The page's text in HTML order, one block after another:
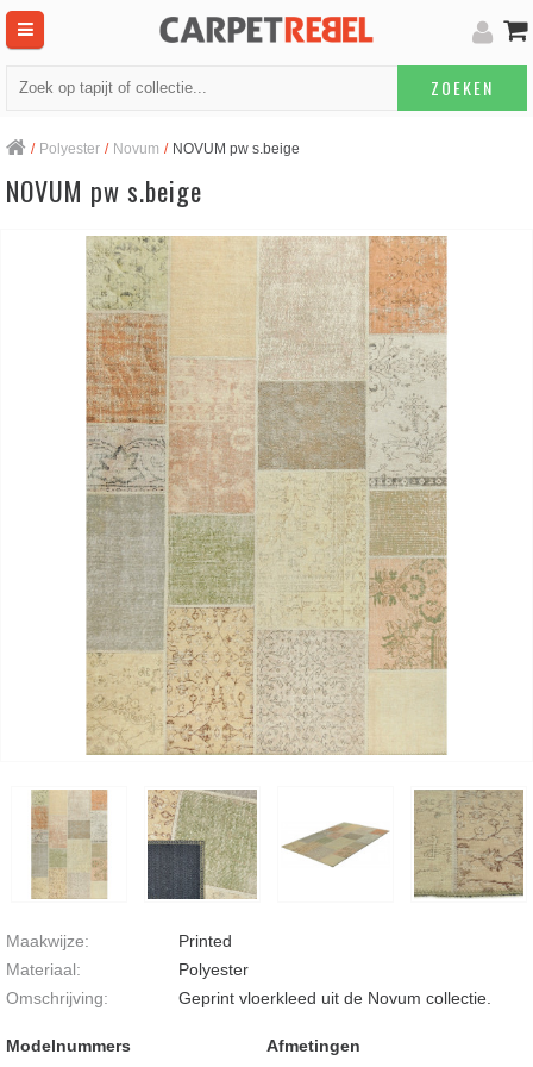
ZOEKEN
/ Polyester / Novum / NOVUM pw s.beige
NOVUM pw s.beige
Maakwijze:
Printed
Materiaal:
Polyester
Omschrijving:
Geprint vloerkleed uit de Novum collectie.
Modelnummers
Afmetingen